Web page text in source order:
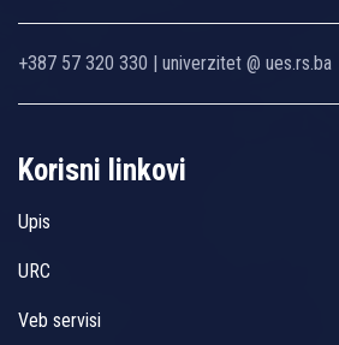
+387 57 320 330 | univerzitet @ ues.rs.ba
Korisni linkovi
Upis
URC
Veb servisi